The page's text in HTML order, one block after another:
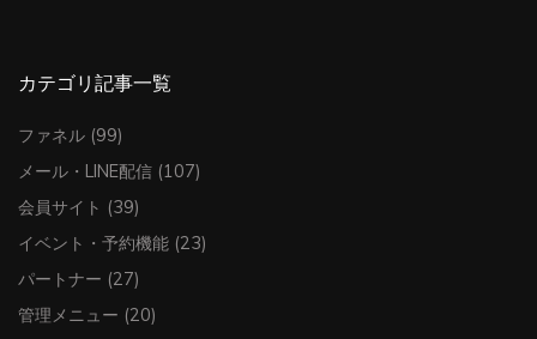
カテゴリ記事一覧
ファネル (99)
メール・LINE配信 (107)
会員サイト (39)
イベント・予約機能 (23)
パートナー (27)
管理メニュー (20)